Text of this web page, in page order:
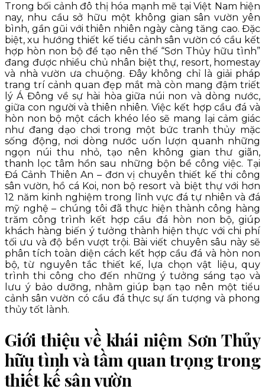
Trong bối cảnh đô thị hóa mạnh mẽ tại Việt Nam hiện
nay, nhu cầu sở hữu một không gian sân vườn yên
bình, gần gũi với thiên nhiên ngày càng tăng cao. Đặc
biệt, xu hướng thiết kế tiểu cảnh sân vườn có cầu kết
hợp hòn non bộ để tạo nên thế “Sơn Thủy hữu tình”
đang được nhiều chủ nhân biệt thự, resort, homestay
và nhà vườn ưa chuộng. Đây không chỉ là giải pháp
trang trí cảnh quan đẹp mắt mà còn mang đậm triết
lý Á Đông về sự hài hòa giữa núi non và dòng nước,
giữa con người và thiên nhiên. Việc kết hợp cầu đá và
hòn non bộ một cách khéo léo sẽ mang lại cảm giác
như đang dạo chơi trong một bức tranh thủy mặc
sống động, nơi dòng nước uốn lượn quanh những
ngọn núi thu nhỏ, tạo nên không gian thư giãn,
thanh lọc tâm hồn sau những bộn bề công việc. Tại
Đá Cảnh Thiên An – đơn vị chuyên thiết kế thi công
sân vườn, hồ cá Koi, non bộ resort và biệt thự với hơn
12 năm kinh nghiệm trong lĩnh vực đá tự nhiên và đá
mỹ nghệ – chúng tôi đã thực hiện thành công hàng
trăm công trình kết hợp cầu đá hòn non bộ, giúp
khách hàng biến ý tưởng thành hiện thực với chi phí
tối ưu và độ bền vượt trội. Bài viết chuyên sâu này sẽ
phân tích toàn diện cách kết hợp cầu đá và hòn non
bộ, từ nguyên tắc thiết kế, lựa chọn vật liệu, quy
trình thi công cho đến những ý tưởng sáng tạo và
lưu ý bảo dưỡng, nhằm giúp bạn tạo nên một tiểu
cảnh sân vườn có cầu đá thực sự ấn tượng và phong
thủy tốt lành.
Giới thiệu về khái niệm Sơn Thủy
hữu tình và tầm quan trọng trong
thiết kế sân vườn